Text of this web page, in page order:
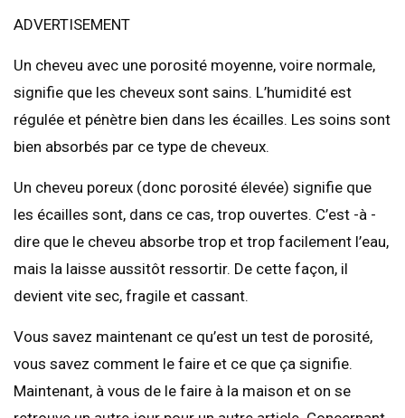
ADVERTISEMENT
Un cheveu avec une porosité moyenne, voire normale,
signifie que les cheveux sont sains. L’humidité est
régulée et pénètre bien dans les écailles. Les soins sont
bien absorbés par ce type de cheveux.
Un cheveu poreux (donc porosité élevée) signifie que
les écailles sont, dans ce cas, trop ouvertes. C’est -à -
dire que le cheveu absorbe trop et trop facilement l’eau,
mais la laisse aussitôt ressortir. De cette façon, il
devient vite sec, fragile et cassant.
Vous savez maintenant ce qu’est un test de porosité,
vous savez comment le faire et ce que ça signifie.
Maintenant, à vous de le faire à la maison et on se